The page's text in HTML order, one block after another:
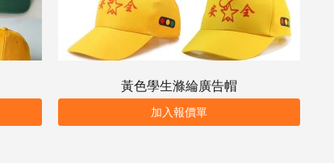
黃色學生滌綸廣告帽
加入報價單